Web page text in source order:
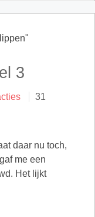
3
31
daar nu toch,
me een
Het lijkt